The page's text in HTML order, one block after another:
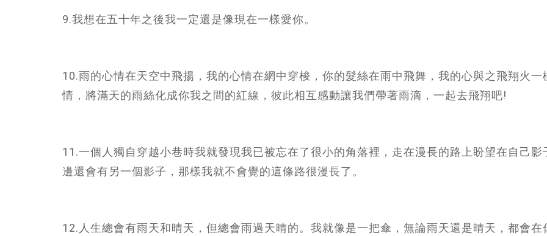
9.我想在五十年之後我一定還是像現在一樣愛你。
10.雨的心情在天空中飛揚，我的心情在網中穿梭，你的髮絲在雨中飛舞，我的心與之飛翔火一
情，將滿天的雨絲化成你我之間的紅線，彼此相互感動讓我們帶著雨滴，一起去飛翔吧!
11.一個人獨自穿越小巷時我就發現我已被忘在了很小的角落裡，走在漫長的路上盼望在自己影
邊還會有另一個影子，那樣我就不會覺的這條路很漫長了。
12.人生總會有雨天和晴天，但總會雨過天晴的。我就像是一把傘，無論雨天還是晴天，都會在